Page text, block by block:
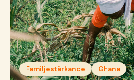
Familjestärkande Ghana